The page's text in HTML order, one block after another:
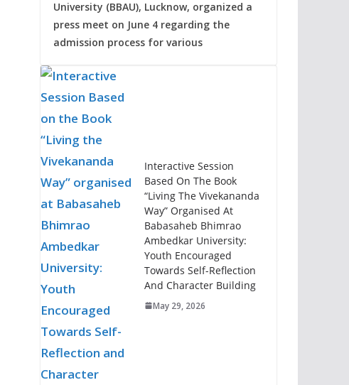
University (BBAU), Lucknow, organized a
press meet on June 4 regarding the
admission process for various
Interactive Session
Based On The Book
“Living The Vivekananda
Way” Organised At
Babasaheb Bhimrao
Ambedkar University:
Youth Encouraged
Towards Self-Reflection
And Character Building
May 29, 2026